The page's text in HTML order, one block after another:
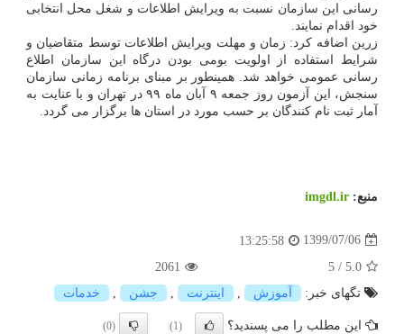
رسانی این سازمان نسبت به ویرایش اطلاعات و شغل محل انتخابی
خود اقدام نمایند.
زرین اضافه کرد: زمان و مهلت ویرایش اطلاعات توسط متقاضیان و
شرایط استفاده از اولویت بومی بودن درگاه این سازمان اطلاع
رسانی عمومی خواهد شد. همینطور بر مبنای برنامه زمانی سازمان
سنجش، این آزمون روز جمعه ۹ آبان ماه ۹۹ در تهران و با عنایت به
آمار ثبت نام کنندگان بر حسب مورد در استان ها برگزار می گردد.
منبع: imgdl.ir
1399/07/06
13:25:58
5.0
/
5
2061
تگهای خبر:
آموزش اینترنت جشن خدمات
این مطلب را می پسندید؟ (1)
(0)